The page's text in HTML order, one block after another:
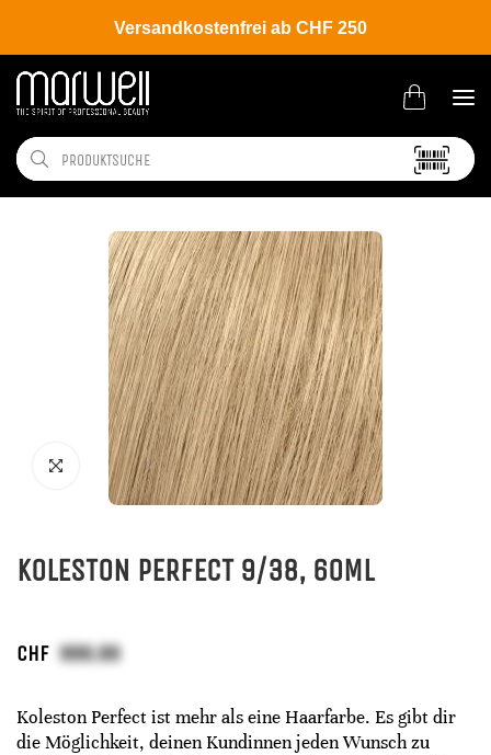
Versandkostenfrei ab CHF 250
Shop Brands Wella
KOLESTON PERFECT 9/38, 60ML
CHF
Koleston Perfect ist mehr als eine Haarfarbe. Es gibt dir
die Möglichkeit, deinen Kundinnen jeden Wunsch zu